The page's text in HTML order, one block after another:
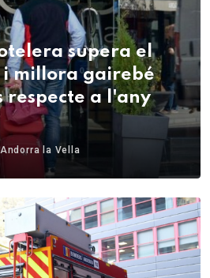
supera el
millora gairebé
respecte a l'any
Andorra la Vella